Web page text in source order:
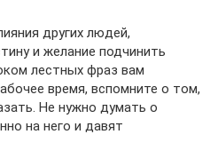
других людей,
и желание подчинить
лестных фраз вам
время, вспомните о том,
Не нужно думать о
на него и давят